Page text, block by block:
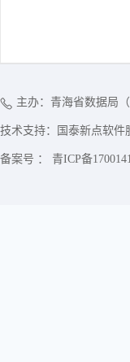
主办：青海省数据局
技术支持：国泰新点软件
备案号 ： 青ICP备